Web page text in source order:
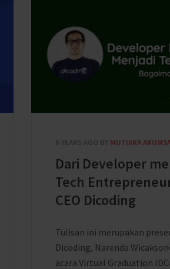
6 YEARS AGO BY MUTIARA
Dari Developer
Tech
CEO Dicoding
Tulisan ini merupakan
Dicoding, Narenda
acara Virtual Graduation